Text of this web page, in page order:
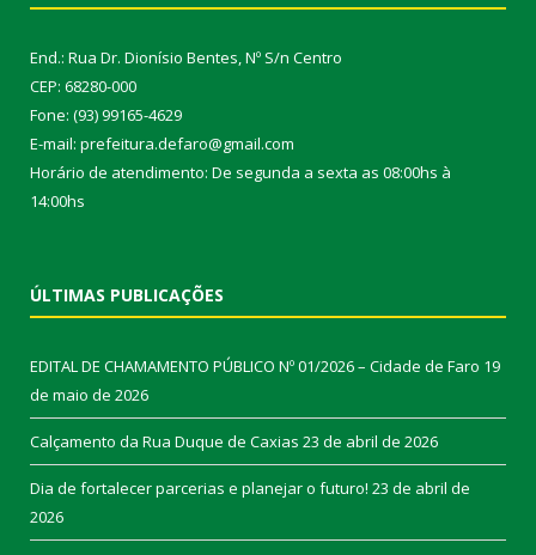
End.: Rua Dr. Dionísio Bentes, Nº S/n Centro
CEP: 68280-000
Fone: (93) 99165-4629
E-mail: prefeitura.defaro@gmail.com
Horário de atendimento: De segunda a sexta as 08:00hs à
14:00hs
ÚLTIMAS PUBLICAÇÕES
EDITAL DE CHAMAMENTO PÚBLICO Nº 01/2026 – Cidade de Faro 19
de maio de 2026
Calçamento da Rua Duque de Caxias 23 de abril de 2026
Dia de fortalecer parcerias e planejar o futuro! 23 de abril de
2026